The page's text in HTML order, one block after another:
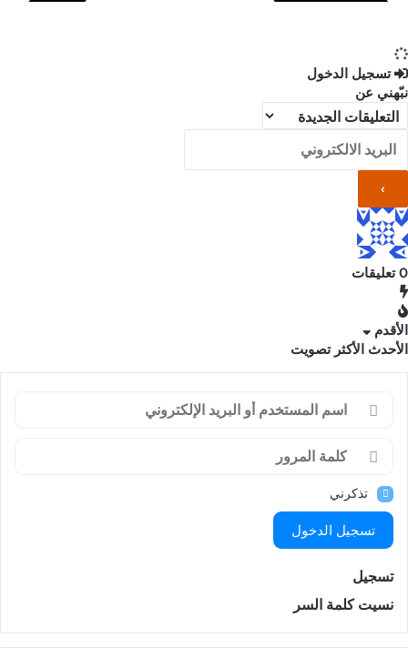
تسجيل الدخول
نبّهني عن
0تعليقات
الأقدم
الأحدث الأكثر تصويت
تذكرني
تسجيل الدخول
تسجيل
نسيت كلمة السر